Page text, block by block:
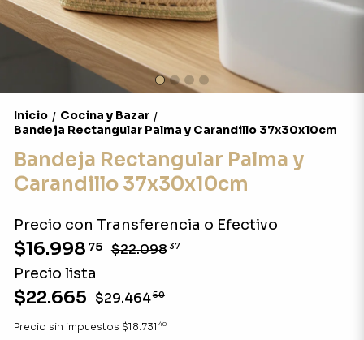
Inicio / Cocina y Bazar /
Bandeja Rectangular Palma y Carandillo 37x30x10cm
Bandeja Rectangular Palma y
Carandillo 37x30x10cm
Precio con Transferencia o Efectivo
$16.998 75 $22.09837
Precio lista
$22.665 $29.46450
Precio sin impuestos $18.731 40